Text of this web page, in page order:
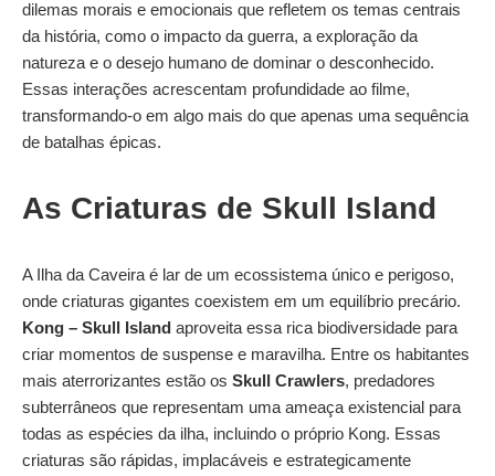
dilemas morais e emocionais que refletem os temas centrais
da história, como o impacto da guerra, a exploração da
natureza e o desejo humano de dominar o desconhecido.
Essas interações acrescentam profundidade ao filme,
transformando-o em algo mais do que apenas uma sequência
de batalhas épicas.
As Criaturas de Skull Island
A Ilha da Caveira é lar de um ecossistema único e perigoso,
onde criaturas gigantes coexistem em um equilíbrio precário.
Kong – Skull Island aproveita essa rica biodiversidade para
criar momentos de suspense e maravilha. Entre os habitantes
mais aterrorizantes estão os Skull Crawlers, predadores
subterrâneos que representam uma ameaça existencial para
todas as espécies da ilha, incluindo o próprio Kong. Essas
criaturas são rápidas, implacáveis e estrategicamente